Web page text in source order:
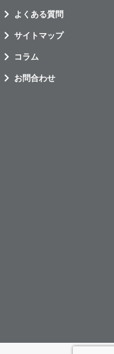
よくある質問
サイトマップ
コラム
お問合わせ